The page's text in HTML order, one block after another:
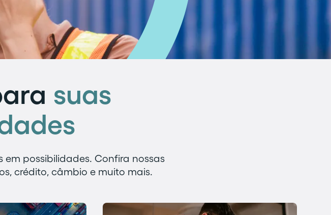
suas
possibilidades. Confira nossas
crédito, câmbio e muito mais.